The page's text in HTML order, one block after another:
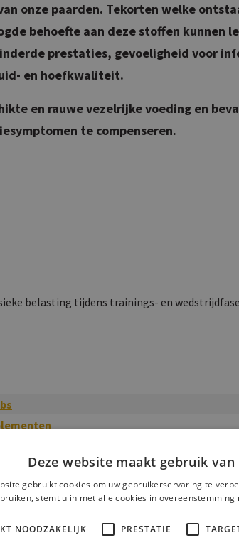
onze paarden. Tekorten welke
behoefte aan deze stoffen kunnen
prestaties, gevoeligheid voor
en hoefkwaliteit.
en rauwe vezelrijke voeding en
te compenseren.
belasting tijdens trainings- en
en Mineralen
(Standaard)
Deze website maakt gebruik van
gebruikt cookies om uw gebruikerservaring te
stemt u in met alle cookies in overeenstemming
NOODZAKELIJK PRESTATIE